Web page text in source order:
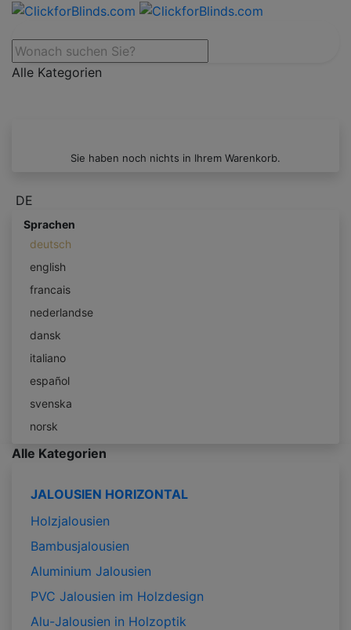
Alle Kategorien
Sie haben noch nichts in Ihrem Warenkorb.
DE
Sprachen
deutsch
english
francais
nederlandse
dansk
italiano
español
svenska
norsk
Alle Kategorien
JALOUSIEN HORIZONTAL
Holzjalousien
Bambusjalousien
Aluminium Jalousien
PVC Jalousien im Holzdesign
Alu-Jalousien in Holzoptik